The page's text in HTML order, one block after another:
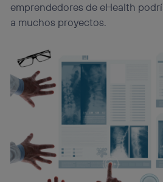
emprendedores de eHealth
a muchos proyectos.